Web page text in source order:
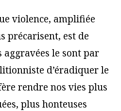
violence, amplifiée
précarisent, est de
aggravées le sont par
d’éradiquer le
rendre nos vies plus
plus honteuses